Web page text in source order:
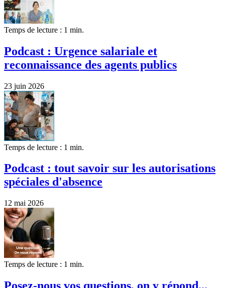
Temps de lecture : 1 min.
Podcast : Urgence salariale et
reconnaissance des agents publics
23 juin 2026
Temps de lecture : 1 min.
Podcast : tout savoir sur les autorisations
spéciales d'absence
12 mai 2026
Temps de lecture : 1 min.